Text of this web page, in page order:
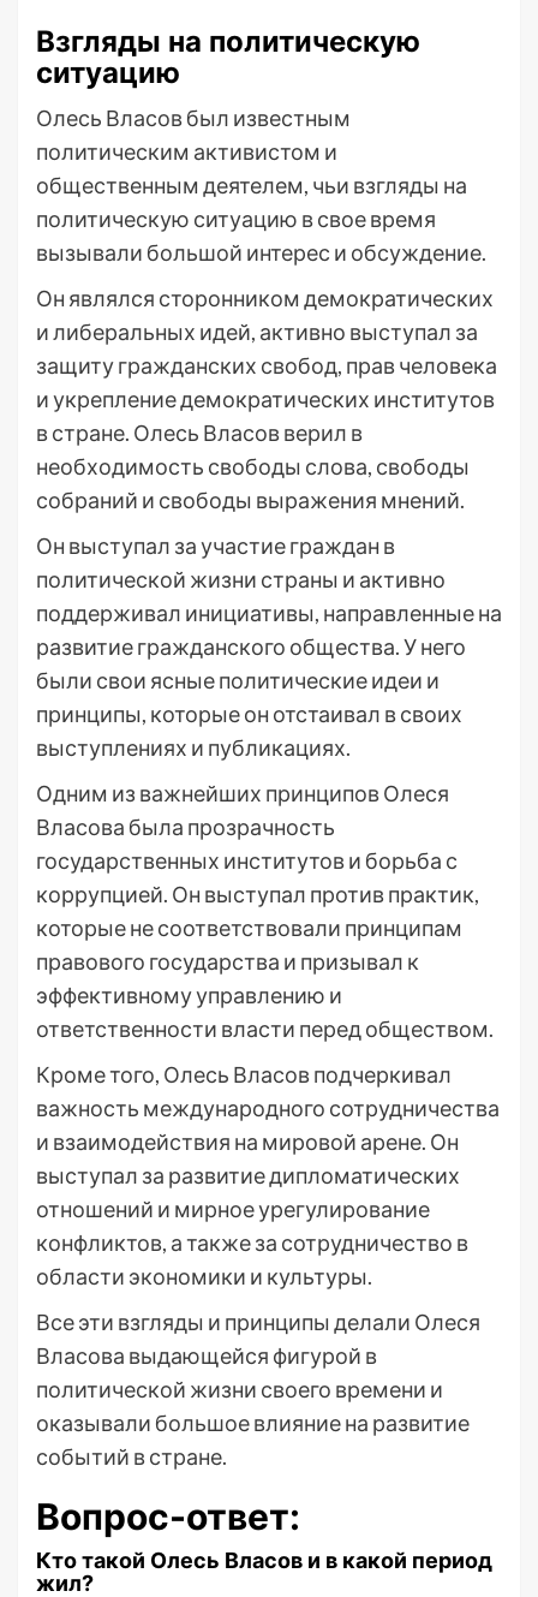
Взгляды на политическую
ситуацию
Олесь Власов был известным
политическим активистом и
общественным деятелем, чьи взгляды на
политическую ситуацию в свое время
вызывали большой интерес и обсуждение.
Он являлся сторонником демократических
и либеральных идей, активно выступал за
защиту гражданских свобод, прав человека
и укрепление демократических институтов
в стране. Олесь Власов верил в
необходимость свободы слова, свободы
собраний и свободы выражения мнений.
Он выступал за участие граждан в
политической жизни страны и активно
поддерживал инициативы, направленные на
развитие гражданского общества. У него
были свои ясные политические идеи и
принципы, которые он отстаивал в своих
выступлениях и публикациях.
Одним из важнейших принципов Олеся
Власова была прозрачность
государственных институтов и борьба с
коррупцией. Он выступал против практик,
которые не соответствовали принципам
правового государства и призывал к
эффективному управлению и
ответственности власти перед обществом.
Кроме того, Олесь Власов подчеркивал
важность международного сотрудничества
и взаимодействия на мировой арене. Он
выступал за развитие дипломатических
отношений и мирное урегулирование
конфликтов, а также за сотрудничество в
области экономики и культуры.
Все эти взгляды и принципы делали Олеся
Власова выдающейся фигурой в
политической жизни своего времени и
оказывали большое влияние на развитие
событий в стране.
Вопрос-ответ:
Кто такой Олесь Власов и в какой период
жил?